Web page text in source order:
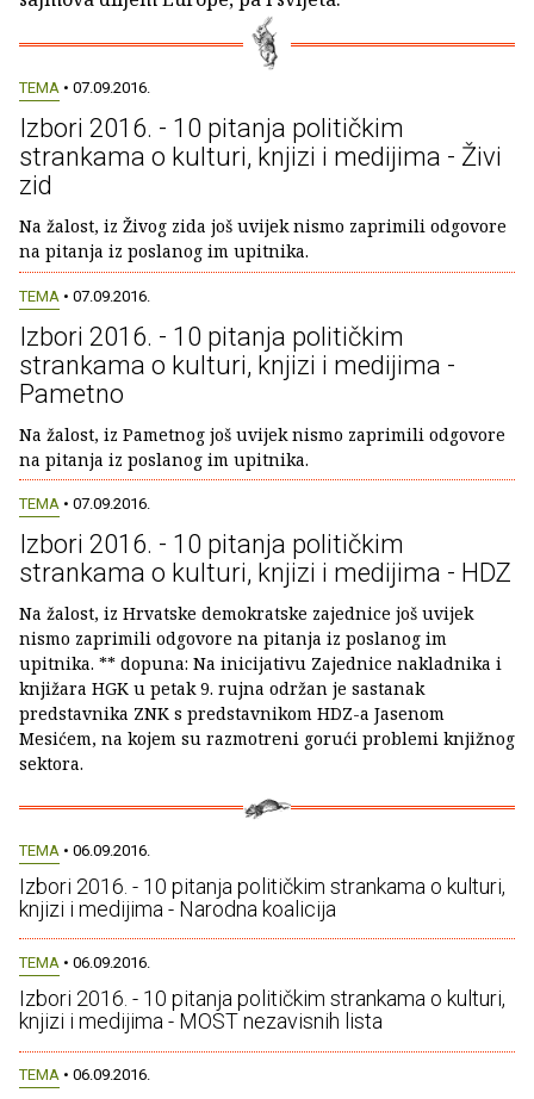
TEMA • 07.09.2016.
Izbori 2016. - 10 pitanja političkim
strankama o kulturi, knjizi i medijima - Živi
zid
Na žalost, iz Živog zida još uvijek nismo zaprimili odgovore
na pitanja iz poslanog im upitnika.
TEMA • 07.09.2016.
Izbori 2016. - 10 pitanja političkim
strankama o kulturi, knjizi i medijima -
Pametno
Na žalost, iz Pametnog još uvijek nismo zaprimili odgovore
na pitanja iz poslanog im upitnika.
TEMA • 07.09.2016.
Izbori 2016. - 10 pitanja političkim
strankama o kulturi, knjizi i medijima - HDZ
Na žalost, iz Hrvatske demokratske zajednice još uvijek
nismo zaprimili odgovore na pitanja iz poslanog im
upitnika. ** dopuna: Na inicijativu Zajednice nakladnika i
knjižara HGK u petak 9. rujna održan je sastanak
predstavnika ZNK s predstavnikom HDZ-a Jasenom
Mesićem, na kojem su razmotreni gorući problemi knjižnog
sektora.
TEMA • 06.09.2016.
Izbori 2016. - 10 pitanja političkim strankama o kulturi,
knjizi i medijima - Narodna koalicija
TEMA • 06.09.2016.
Izbori 2016. - 10 pitanja političkim strankama o kulturi,
knjizi i medijima - MOST nezavisnih lista
TEMA • 06.09.2016.